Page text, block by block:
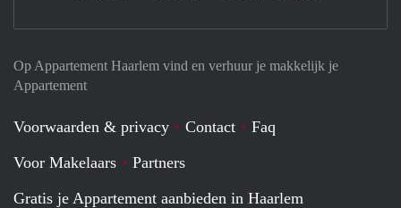
Op Appartement Haarlem vind en verhuur je makkelijk je
Appartement
Voorwaarden & privacy Contact
Faq
Voor Makelaars
Partners
Gratis je Appartement aanbieden in Haarlem